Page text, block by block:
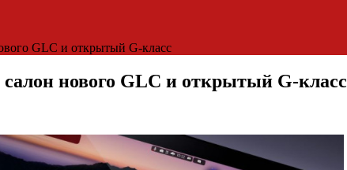
GLC и открытый G-класс
салон нового GLC и открытый G-класс